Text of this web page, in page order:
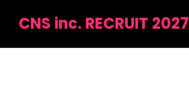
CNS inc. RECRUIT 2027